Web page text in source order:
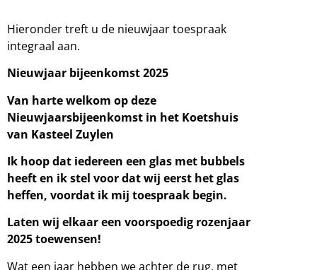
Hieronder treft u de nieuwjaar toespraak
integraal aan.
Nieuwjaar bijeenkomst 2025
Van harte welkom op deze
Nieuwjaarsbijeenkomst in het Koetshuis
van Kasteel Zuylen
Ik hoop dat iedereen een glas met bubbels
heeft en ik stel voor dat wij eerst het glas
heffen, voordat ik mij toespraak begin.
Laten wij elkaar een voorspoedig rozenjaar
2025 toewensen!
Wat een jaar hebben we achter de rug, met